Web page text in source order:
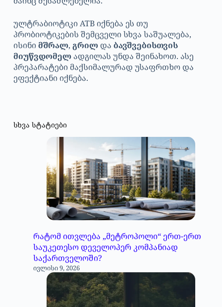
ულტრაბიოტიკი ATB იქნება ეს თუ
პრობიოტიკების შემცველი სხვა საშუალება,
ისინიმშრალ, გრილ და ბავშვებისთვის
მიუწვდომელადგილას უნდა შეინახოთ. ასე
პრეპარატები მაქსიმალურად უსაფრთხო და
ეფექტიანი იქნება.
სხვა სტატიები
რატომ ითვლება „მეტროპოლი“ ერთ-ერთ
საუკეთესო დეველოპერ კომპანიად
საქართველოში?
ივლისი 9, 2026